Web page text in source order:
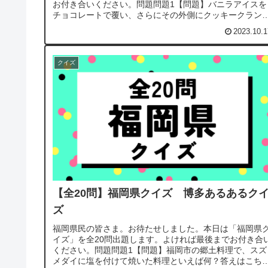
お付き合いください。問題問題1【問題】バニラアイスを
チョコレートで覆い、さらにその外側にクッキークラン
クイズ
【全20問】福岡県クイズ 博多あるあるク
ズ
福岡県民の皆さま。お待たせしました。本日は「福岡県
イズ」を全20問出題します。よければ最後までお付き合
ください。問題問題1【問題】福岡市の郷土料理で、スズ
メダイに塩を付けて焼いた料理といえば何？答えはこち